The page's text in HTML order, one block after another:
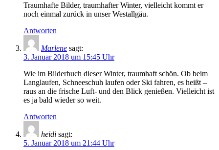
Traumhafte Bilder, traumhafter Winter, vielleicht kommt er
noch einmal zurück in unser Westallgäu.
Antworten
Marlene sagt:
3. Januar 2018 um 15:45 Uhr
Wie im Bilderbuch dieser Winter, traumhaft schön. Ob beim
Langlaufen, Schneeschuh laufen oder Ski fahren, es heißt –
raus an die frische Luft- und den Blick genießen. Vielleicht ist
es ja bald wieder so weit.
Antworten
heidi sagt:
5. Januar 2018 um 21:44 Uhr